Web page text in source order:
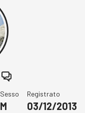
Sesso
M
Registrato
03/12/2013